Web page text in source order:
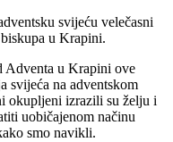
svijeću velečasni
u Krapini.
Adventa u Krapini ove
svijeća na adventskom
okupljeni izrazili su želju i
uobičajenom načinu
smo navikli.